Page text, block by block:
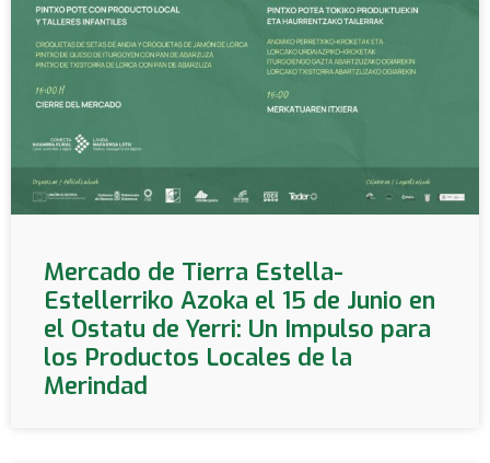
Mercado de Tierra Estella-
Estellerriko Azoka el 15 de Junio en
el Ostatu de Yerri: Un Impulso para
los Productos Locales de la
Merindad